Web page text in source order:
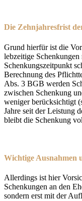
Die Zehnjahresfrist
Grund hierfür ist die
lebzeitige
Schenkungszeitpunkt
Berechnung des
Abs. 3 BGB werden
zwischen Schenkung
weniger berücksichtigt
Jahre seit der Leistung
bleibt die Schenkung
Wichtige Ausnahmen
Allerdings ist hier
Schenkungen an den
sondern erst mit der